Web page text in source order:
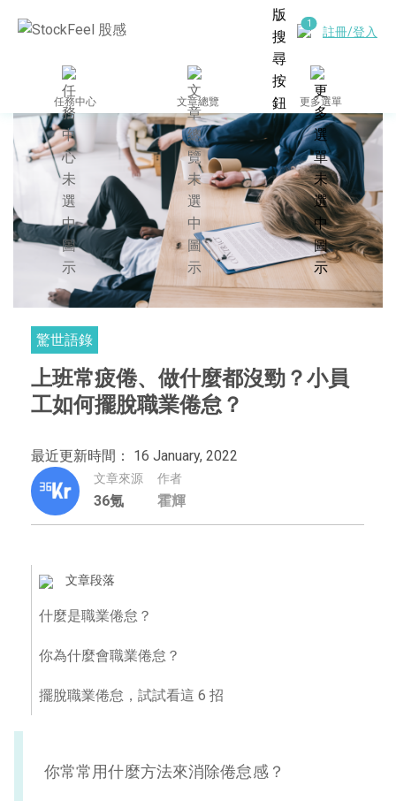
註冊/登入
任務中心 文章總覽 更多選單
驚世語錄
上班常疲倦、做什麼都沒勁？小員
工如何擺脫職業倦怠？
最近更新時間： 16 January, 2022
文章來源
36氪
作者
霍輝
文章段落
什麼是職業倦怠？
你為什麼會職業倦怠？
擺脫職業倦怠，試試看這 6 招
你常常用什麼方法來消除倦怠感？